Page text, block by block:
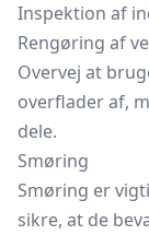
Inspektion af
Rengøring af
Overvej at
overflader af,
dele.
Smøring
Smøring er
sikre, at de